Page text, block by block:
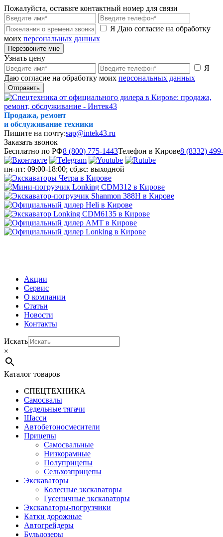
Пожалуйста, оставьте контактный номер для связи
Я Даю согласие на обработку
моих персональных данных
Перезвоните мне
Узнать цену
Я
Даю согласие на обработку моих персональных данных
Отправить
Продажа, ремонт
и обслуживание техники
Пишите на почту:sap@intek43.ru
Заказать звонок
Бесплатно по РФ8 (800) 775-1443Телефон в Кирове8 (8332)
пн-пт: 09:00-18:00; сб,вс: выходной
Акции
Сервис
О компании
Статьи
Новости
Контакты
Искать
×
Каталог товаров
СПЕЦТЕХНИКА
Самосвалы
Седельные тягачи
Шасси
Автобетоно­смесители
Прицепы
Самосвальные
Низкорамные
Полуприцепы
Сельхозприцепы
Экскаваторы
Колесные экскаваторы
Гусеничные экскаваторы
Экскаваторы-погрузчики
Катки дорожные
Автогрейдеры
Бульдозеры